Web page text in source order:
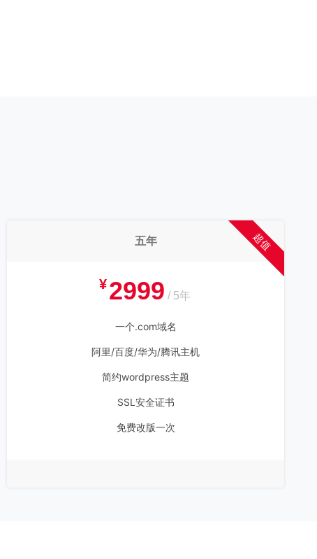
超值
五年
¥2999 / 5年
一个.com域名
阿里/百度/华为/腾讯主机
简约wordpress主题
SSL安全证书
免费改版一次